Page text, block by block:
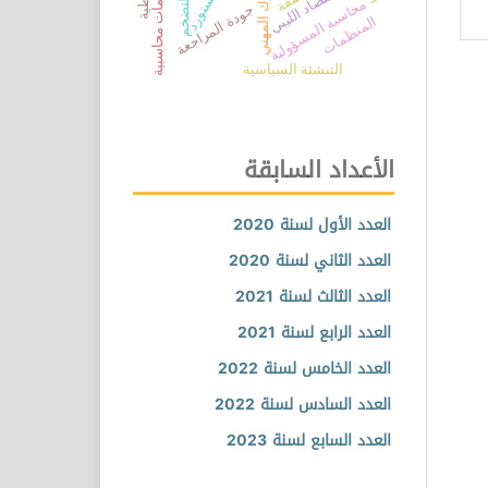
جودة المراجعة
التضخم محاسبة المسؤولية
المنظمات
التنشئة السياسية
الأعداد السابقة
العدد الأول لسنة 2020
العدد الثاني لسنة 2020
العدد الثالث لسنة 2021
العدد الرابع لسنة 2021
العدد الخامس لسنة 2022
العدد السادس لسنة 2022
العدد السابع لسنة 2023